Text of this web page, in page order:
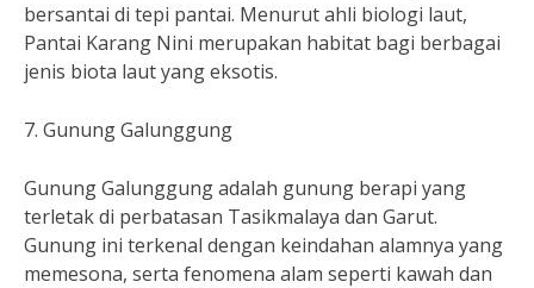
bersantai di tepi pantai. Menurut ahli biologi laut,
Pantai Karang Nini merupakan habitat bagi berbagai
jenis biota laut yang eksotis.
7. Gunung Galunggung
Gunung Galunggung adalah gunung berapi yang
terletak di perbatasan Tasikmalaya dan Garut.
Gunung ini terkenal dengan keindahan alamnya yang
memesona, serta fenomena alam seperti kawah dan